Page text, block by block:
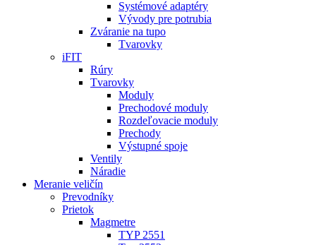
Systémové adaptéry
Vývody pre potrubia
Zváranie na tupo
Tvarovky
iFIT
Rúry
Tvarovky
Moduly
Prechodové moduly
Rozdeľovacie moduly
Prechody
Výstupné spoje
Ventily
Náradie
Meranie veličín
Prevodníky
Prietok
Magmetre
TYP 2551